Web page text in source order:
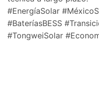
#EnergíaSolar
#BateríasBESS
#TongweiSolar